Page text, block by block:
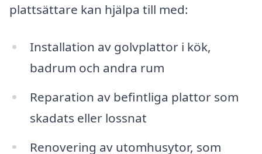
plattsättare kan hjälpa till med:
Installation av golvplattor i kök,
badrum och andra rum
Reparation av befintliga plattor som
skadats eller lossnat
Renovering av utomhusytor, som